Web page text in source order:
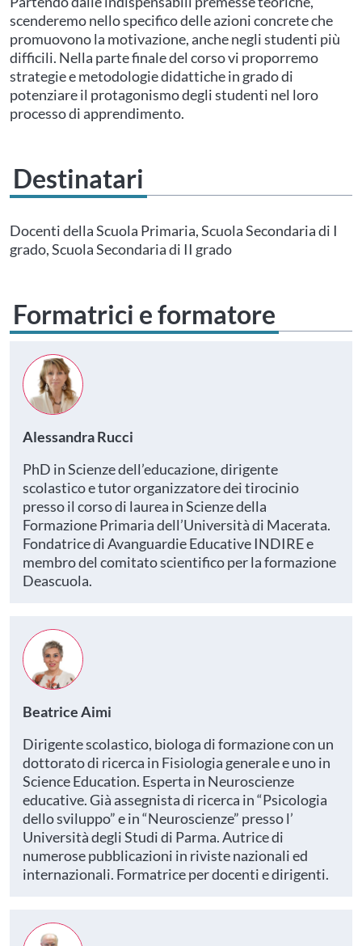
scenderemo nello specifico delle azioni concrete che
promuovono la motivazione, anche negli studenti più
difficili. Nella parte finale del corso vi proporremo
strategie e metodologie didattiche in grado di
potenziare il protagonismo degli studenti nel loro
processo di apprendimento.
Destinatari
tuo profilo personalePrima di procedere all'iscrizione aggiorna le tue scuole in
Area Personale
Docenti della Scuola Primaria, Scuola Secondaria di I
grado, Scuola Secondaria di II grado
Formatrici e formatore
Alessandra Rucci
PhD in Scienze dell’educazione, dirigente
scolastico e tutor organizzatore dei tirocinio
presso il corso di laurea in Scienze della
Formazione Primaria dell’Università di Macerata.
Fondatrice di Avanguardie Educative INDIRE e
membro del comitato scientifico per la formazione
Deascuola.
Beatrice Aimi
Dirigente scolastico, biologa di formazione con un
dottorato di ricerca in Fisiologia generale e uno in
Science Education. Esperta in Neuroscienze
educative. Già assegnista di ricerca in “Psicologia
dello sviluppo” e in “Neuroscienze” presso l’
Università degli Studi di Parma. Autrice di
numerose pubblicazioni in riviste nazionali ed
internazionali. Formatrice per docenti e dirigenti.